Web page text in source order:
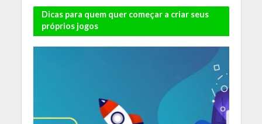
Dicas para quem quer começar a criar seus
próprios jogos